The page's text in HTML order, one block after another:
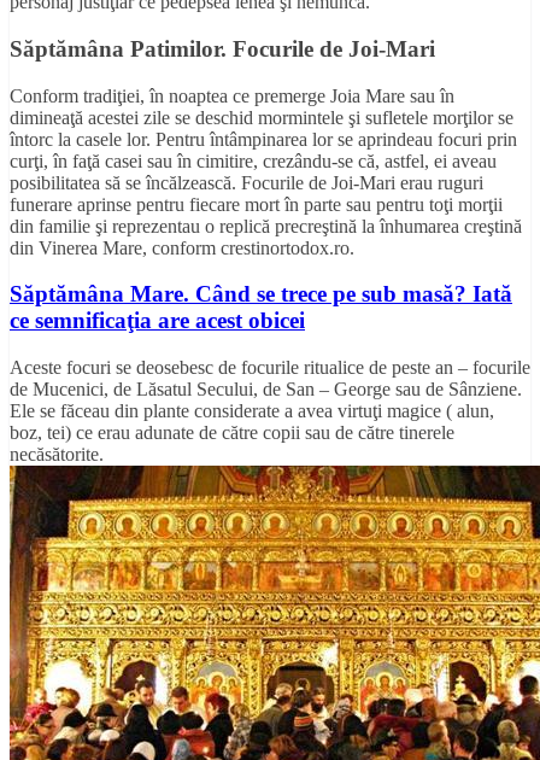
Săptămâna Patimilor. Focurile de Joi-Mari
Conform tradiţiei, în noaptea ce premerge Joia Mare sau în
dimineaţă acestei zile se deschid mormintele şi sufletele morţilor se
întorc la casele lor. Pentru întâmpinarea lor se aprindeau focuri prin
curţi, în faţă casei sau în cimitire, crezându-se că, astfel, ei aveau
posibilitatea să se încălzească. Focurile de Joi-Mari erau ruguri
funerare aprinse pentru fiecare mort în parte sau pentru toţi morţii
din familie şi reprezentau o replică precreştină la înhumarea creştină
din Vinerea Mare, conform crestinortodox.ro.
Săptămâna Mare. Când se trece pe sub masă? Iată
ce semnificaţia are acest obicei
Aceste focuri se deosebesc de focurile ritualice de peste an – focurile
de Mucenici, de Lăsatul Secului, de San – George sau de Sânziene.
Ele se făceau din plante considerate a avea virtuţi magice ( alun,
boz, tei) ce erau adunate de către copii sau de către tinerele
necăsătorite.